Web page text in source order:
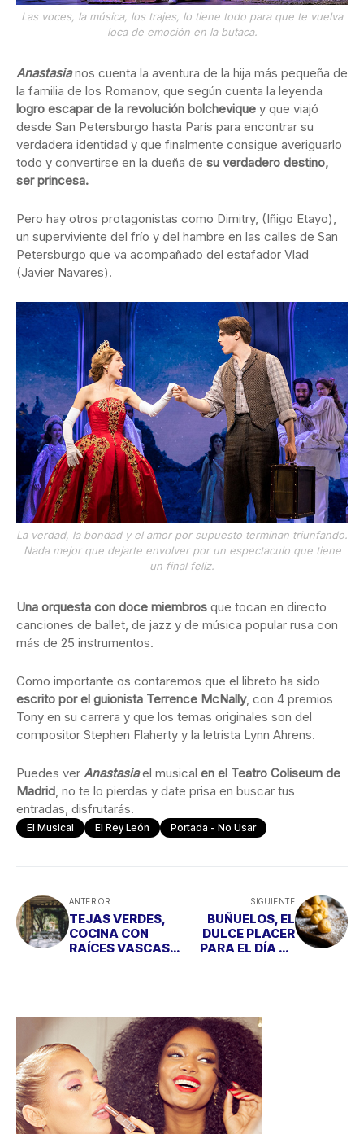
Las voces, la música, los trajes, lo tiene todo para que te vuelva
loca de emoción en la butaca.
Anastasianos cuenta la aventura de la hija más pequeña de
la familia de los Romanov, que según cuenta la leyenda
logro escapar de la revolución bolchevique y que viajó
desde San Petersburgo hasta París para encontrar su
verdadera identidad y que finalmente consigue averiguarlo
todo y convertirse en la dueña de su verdadero destino,
ser princesa.
Pero hay otros protagonistas como Dimitry, (Iñigo Etayo),
un superviviente del frío y del hambre en las calles de San
Petersburgo que va acompañado del estafador Vlad
(Javier Navares).
La verdad, la bondad y el amor por supuesto terminan triunfando.
Nada mejor que dejarte envolver por un espectaculo que tiene
un final feliz.
Una orquesta con doce miembros que tocan en directo
canciones de ballet, de jazz y de música popular rusa con
más de 25 instrumentos.
Como importante os contaremos que el libreto ha sido
escrito por el guionista Terrence McNally, con 4 premios
Tony en su carrera y que los temas originales son del
compositor Stephen Flaherty y la letrista Lynn Ahrens.
Puedes ver Anastasiael musical en el Teatro Coliseum de
Madrid, no te lo pierdas y date prisa en buscar tus
entradas, disfrutarás.
El Musical El Rey León Portada - No Usar
ANTERIOR
TEJAS VERDES,
COCINA CON
RAÍCES VASCAS
SIGUIENTE
BUÑUELOS, EL
DULCE PLACER
PARA EL DÍA DE